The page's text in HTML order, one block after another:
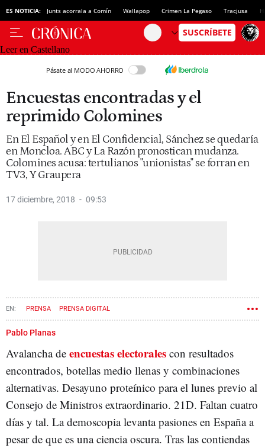
ES NOTICIA: Junts acorrala a Comín Wallapop Crimen La Pegaso Tracjusa
Leer en Castellano
Pásate al MODO AHORRO
Encuestas encontradas y el
reprimido Colomines
En El Español y en El Confidencial, Sánchez se quedaría
en Moncloa. ABC y La Razón pronostican mudanza.
Colomines acusa: tertulianos "unionistas" se forran en
TV3, Y Graupera
17 diciembre, 2018 09:53
PRENSA PRENSA DIGITAL
Pablo Planas
Avalancha de encuestas electorales con resultados
encontrados, botellas medio llenas y combinaciones
alternativas. Desayuno proteínico para el lunes previo al
Consejo de Ministros extraordinario. 21D. Faltan cuatro
días y tal. La demoscopia levanta pasiones en España a
pesar de que es una ciencia oscura. Tras las contiendas